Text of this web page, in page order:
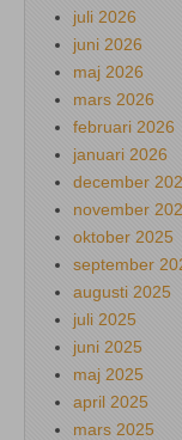
juli 2026
juni 2026
maj 2026
mars 2026
februari 2026
januari 2026
december
november
oktober 2025
september
augusti 2025
juli 2025
juni 2025
maj 2025
april 2025
mars 2025